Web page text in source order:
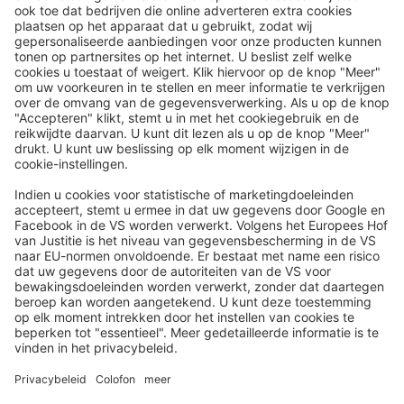
Reispost via de e-mailnieuwsbrief:
In de toekomst sturen wij u graag onze mooiste reizen per e-
mail toe!
Schrijf je nu in!